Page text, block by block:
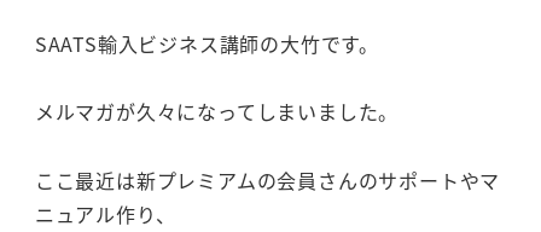
SAATS輸入ビジネス講師の大竹です。
メルマガが久々になってしまいました。
ここ最近は新プレミアムの会員さんのサポートやマ
ニュアル作り、